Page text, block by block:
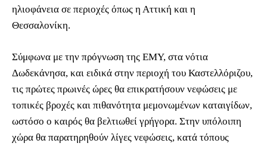
ηλιοφάνεια σε περιοχές όπως η Αττική και η
Θεσσαλονίκη.
Σύμφωνα με την πρόγνωση της ΕΜΥ, στα νότια
Δωδεκάνησα, και ειδικά στην περιοχή του Καστελλόριζου,
τις πρώτες πρωινές ώρες θα επικρατήσουν νεφώσεις με
τοπικές βροχές και πιθανότητα μεμονωμένων καταιγίδων,
ωστόσο ο καιρός θα βελτιωθεί γρήγορα. Στην υπόλοιπη
χώρα θα παρατηρηθούν λίγες νεφώσεις, κατά τόπους